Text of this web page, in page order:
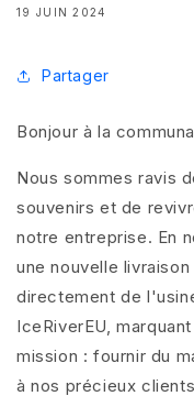
19 JUIN 2024
Partager
Bonjour à la
Nous sommes ravis
souvenirs et de
notre entreprise. En
une nouvelle
directement de
IceRiverEU,
mission : fournir du
à nos précieux